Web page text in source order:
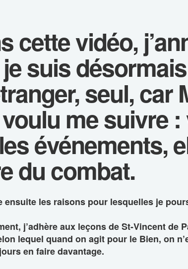
cette vidéo,
suis
seul, car
me suivre
événements,
du combat.
ensuite les raisons pour lesquelles je
j’adhère aux leçons de St-Vincent de
lequel quand on agit pour le Bien, on
en faire davantage.